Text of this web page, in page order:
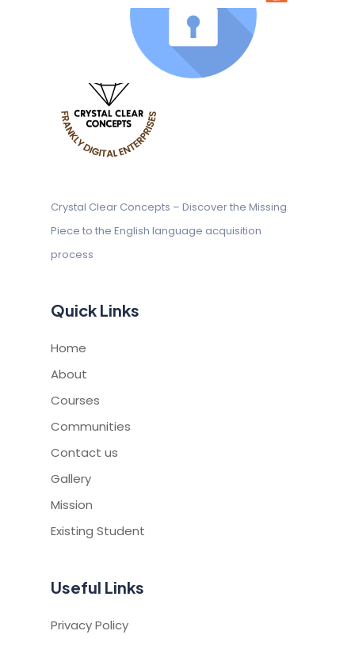
Crystal Clear Concepts – Discoverthe Missing
Piece to the English language acquisition
process
Quick Links
Home
About
Courses
Communities
Contact us
Gallery
Mission
Existing Student
Useful Links
Privacy Policy